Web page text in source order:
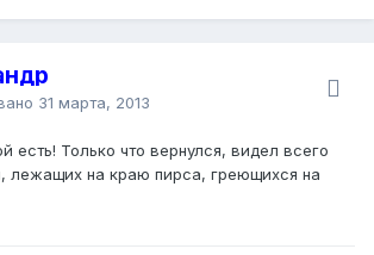
31 марта, 2013
есть! Только что вернулся, видел всего
лежащих на краю пирса, греющихся на